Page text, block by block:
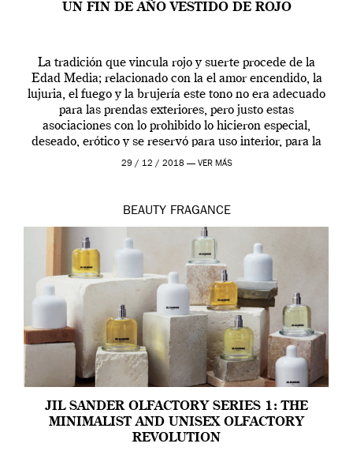
UN FIN DE AÑO VESTIDO DE ROJO
La tradición que vincula rojo y suerte procede de la
Edad Media; relacionado con la el amor encendido, la
lujuria, el fuego y la brujería este tono no era adecuado
para las prendas exteriores, pero justo estas
asociaciones con lo prohibido lo hicieron especial,
deseado, erótico y se reservó para uso interior, para la
ropa […]
29 / 12 / 2018 — VER MÁS
BEAUTY FRAGANCE
JIL SANDER OLFACTORY SERIES 1: THE
MINIMALIST AND UNISEX OLFACTORY
REVOLUTION